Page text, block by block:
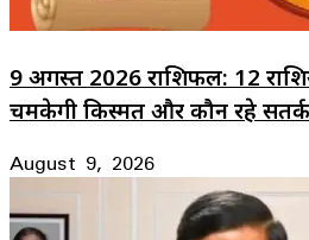
9 अगस्त 2026 राशिफल: 12
चमकेगी किस्मत और कौन रहे सतर्क
August 9, 2026